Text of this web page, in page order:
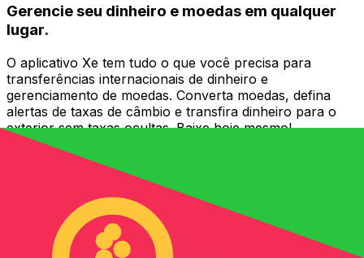
Gerencie seu dinheiro e moedas em qualquer
lugar.
O aplicativo Xe tem tudo o que você precisa para
transferências internacionais de dinheiro e
gerenciamento de moedas. Converta moedas, defina
alertas de taxas de câmbio e transfira dinheiro para o
exterior sem taxas ocultas. Baixe hoje mesmo!